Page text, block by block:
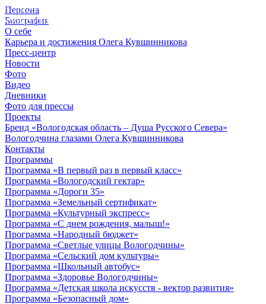
Персона
Биография
О себе
Карьера и достижения Олега Кувшинникова
Пресс-центр
Новости
Фото
Видео
Дневники
Фото для прессы
Проекты
Бренд «Вологодская область – Душа Русского Севера»
Вологодчина глазами Олега Кувшинникова
Контакты
Программы
Программа «В первый раз в первый класс»
Программа «Вологодский гектар»
Программа «Дороги 35»
Программа «Земельный сертификат»
Программа «Культурный экспресс»
Программа «С днем рождения, малыш!»
Программа «Народный бюджет»
Программа «Светлые улицы Вологодчины»
Программа «Сельский дом культуры»
Программа «Школьный автобус»
Программа «Здоровье Вологодчины»
Программа «Детская школа искусств - вектор развития»
Программа «Безопасный дом»
© 2012 - 2023,
КУВШИННИКОВ О.А.